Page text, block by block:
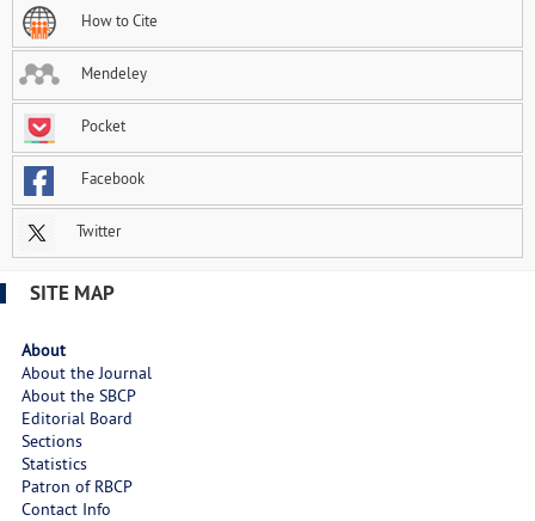
How to Cite
Mendeley
Pocket
Facebook
Twitter
SITE MAP
About
About the Journal
About the SBCP
Editorial Board
Sections
Statistics
Patron of RBCP
Contact Info